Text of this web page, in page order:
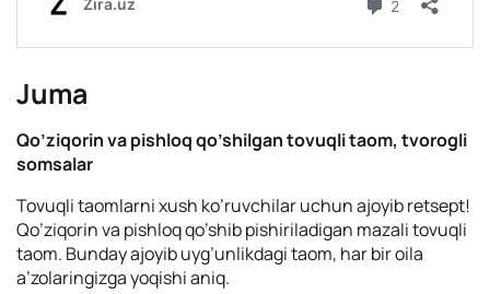
Juma
Qo’ziqorin va pishloq qo’shilgan tovuqli taom, tvorogli
somsalar
Tovuqli taomlarni xush ko’ruvchilar uchun ajoyib retsept!
Qo’ziqorin va pishloq qo’shib pishiriladigan mazali tovuqli
taom. Bunday ajoyib uyg’unlikdagi taom, har bir oila
a’zolaringizga yoqishi aniq.